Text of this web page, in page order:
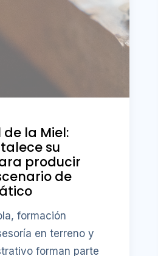
la Miel:
su
producir
de
formación
en terreno y
forman parte